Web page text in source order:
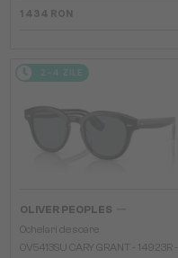
1 434 RON
2-4 ZILE
OLIVER PEOPLES
Ochelari de soare
OV5413SU CARY GRANT - 14923R -